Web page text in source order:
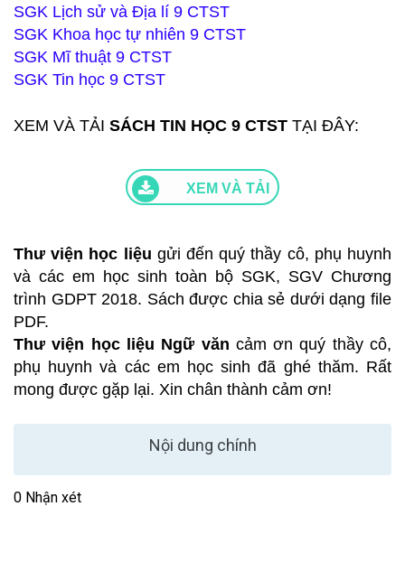
SGK Lịch sử và Địa lí 9 CTST
SGK Khoa học tự nhiên 9 CTST
SGK Mĩ thuật 9 CTST
SGK Tin học 9 CTST
XEM VÀ TẢI SÁCH TIN HỌC 9 CTST TẠI ĐÂY:
XEM VÀ TẢI
Thư viện học liệu gửi đến quý thầy cô, phụ huynh
và các em học sinh toàn bộ SGK, SGV Chương
trình GDPT 2018. Sách được chia sẻ dưới dạng file
PDF.
Thư viện học liệu Ngữ văn cảm ơn quý thầy cô,
phụ huynh và các em học sinh đã ghé thăm. Rất
mong được gặp lại. Xin chân thành cảm ơn!
Nội dung chính
0 Nhận xét